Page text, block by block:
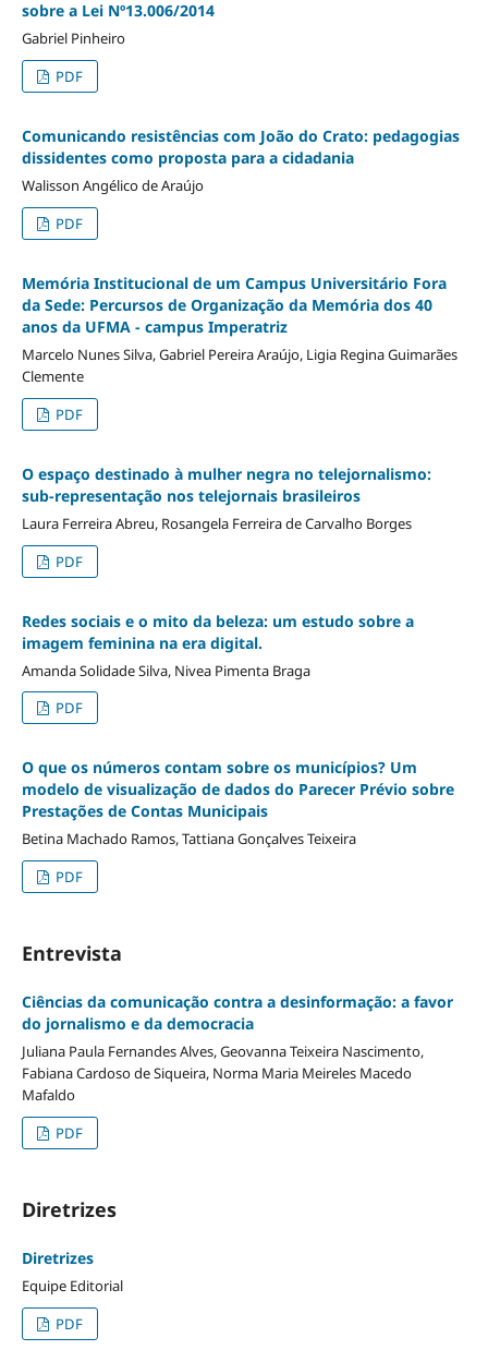
sobre a Lei Nº13.006/2014
Gabriel Pinheiro
PDF
Comunicando resistências com João do Crato: pedagogias
dissidentes como proposta para a cidadania
Walisson Angélico de Araújo
PDF
Memória Institucional de um Campus Universitário Fora
da Sede: Percursos de Organização da Memória dos 40
anos da UFMA - campus Imperatriz
Marcelo Nunes Silva, Gabriel Pereira Araújo, Ligia Regina Guimarães
Clemente
PDF
O espaço destinado à mulher negra no telejornalismo:
sub-representação nos telejornais brasileiros
Laura Ferreira Abreu, Rosangela Ferreira de Carvalho Borges
PDF
Redes sociais e o mito da beleza: um estudo sobre a
imagem feminina na era digital.
Amanda Solidade Silva, Nivea Pimenta Braga
PDF
O que os números contam sobre os municípios? Um
modelo de visualização de dados do Parecer Prévio sobre
Prestações de Contas Municipais
Betina Machado Ramos, Tattiana Gonçalves Teixeira
PDF
Entrevista
Ciências da comunicação contra a desinformação: a favor
do jornalismo e da democracia
Juliana Paula Fernandes Alves, Geovanna Teixeira Nascimento,
Fabiana Cardoso de Siqueira, Norma Maria Meireles Macedo
Mafaldo
PDF
Diretrizes
Diretrizes
Equipe Editorial
PDF